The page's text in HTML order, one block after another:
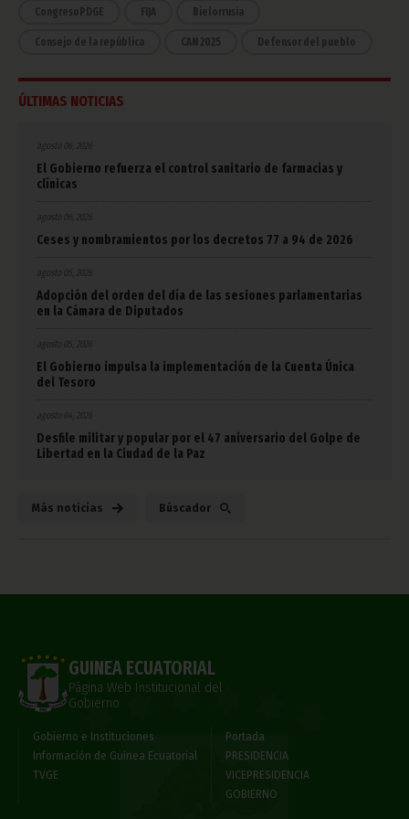
CongresoPDGE FIJA Bielorrusia
Consejo de la república CAN 2025 Defensor del pueblo
ÚLTIMAS NOTICIAS
agosto 06, 2026
El Gobierno refuerza el control sanitario de farmacias y
clínicas
agosto 06, 2026
Ceses y nombramientos por los decretos 77 a 94 de 2026
Adopción del orden del día de las sesiones parlamentarias
en la Cámara de Diputados
El Gobierno impulsa la implementación de la Cuenta Única
del Tesoro
agosto 04, 2026
Desfile militar y popular por el 47 aniversario del Golpe de
Libertad en la Ciudad de la Paz
Más noticias Búscador
GUINEA ECUATORIAL
Página Web Institucional del
Gobierno
Gobierno e Instituciones
Información de Guinea Ecuatorial
TVGE
Portada
PRESIDENCIA
VICEPRESIDENCIA
GOBIERNO